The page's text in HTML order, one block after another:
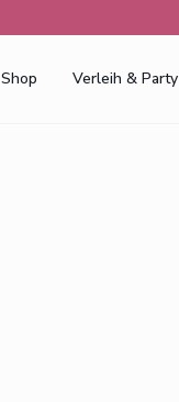
Shop Verleih & Party